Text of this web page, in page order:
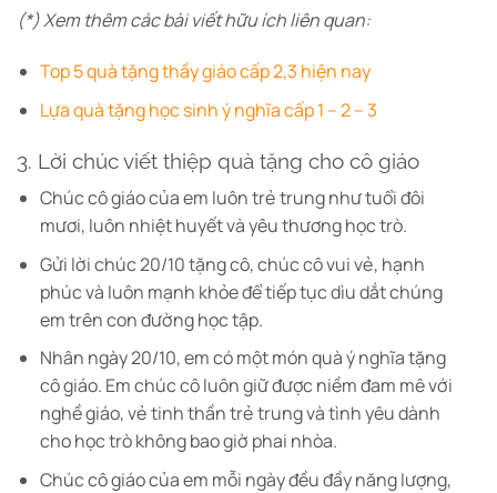
(*) Xem thêm các bài viết hữu ích liên quan:
Top 5 quà tặng thầy giáo cấp 2,3 hiện nay
Lựa quà tặng học sinh ý nghĩa cấp 1 – 2 – 3
3. Lời chúc viết thiệp quà tặng cho cô giáo
Chúc cô giáo của em luôn trẻ trung như tuổi đôi
mươi, luôn nhiệt huyết và yêu thương học trò.
Gửi lời chúc 20/10 tặng cô, chúc cô vui vẻ, hạnh
phúc và luôn mạnh khỏe để tiếp tục dìu dắt chúng
em trên con đường học tập.
Nhân ngày 20/10, em có một món quà ý nghĩa tặng
cô giáo. Em chúc cô luôn giữ được niềm đam mê với
nghề giáo, vẻ tinh thần trẻ trung và tình yêu dành
cho học trò không bao giờ phai nhòa.
Chúc cô giáo của em mỗi ngày đều đầy năng lượng,